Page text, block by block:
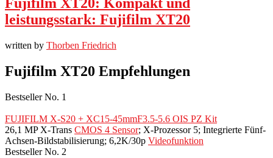
Fujifilm XT20: Kompakt und
leistungsstark: Fujifilm XT20
written by Thorben Friedrich
Fujifilm XT20 Empfehlungen
Bestseller No. 1
FUJIFILM X-S20 + XC15-45mmF3.5-5.6 OIS PZ Kit
26,1 MP X-Trans CMOS 4 Sensor; X-Prozessor 5; Integrierte Fünf-
Achsen-Bildstabilisierung; 6,2K/30p Videofunktion
Bestseller No. 2